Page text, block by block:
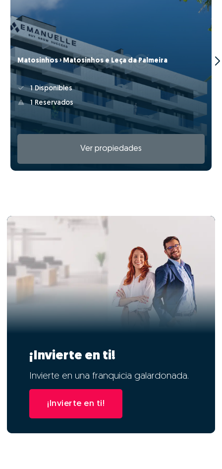
Matosinhos › Matosinhos e Leça da Palmeira
1 Disponibles
1 Reservados
Ver propiedades
¡Invierte en ti!
Invierte en una franquicia galardonada.
¡Invierte en ti!